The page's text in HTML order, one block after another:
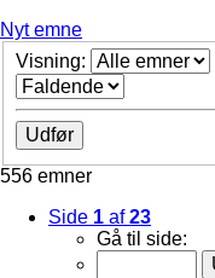
Nyt emne
Visning:
556 emner
Side 1 af23
Gå til side: